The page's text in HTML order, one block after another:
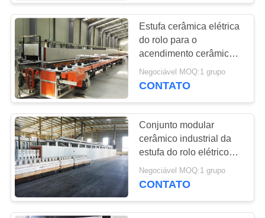
PRIVACY
POLICY
Estufa cerâmica elétrica
do rolo para o
acendimento cerâmico
diário decorativo
Negociável MOQ:1 grupo
CONTATO
Conjunto modular
cerâmico industrial da
estufa do rolo elétrico
automático
Negociável MOQ:1 grupo
CONTATO